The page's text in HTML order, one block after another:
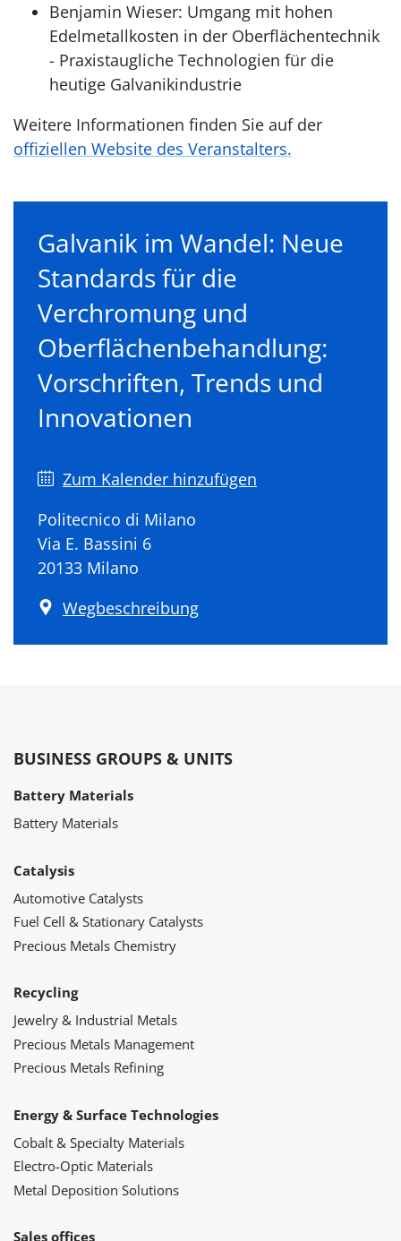
Benjamin Wieser: Umgang mit hohen
Edelmetallkosten in der Oberflächentechnik
- Praxistaugliche Technologien für die
heutige Galvanikindustrie
Weitere Informationen finden Sie auf der
offiziellen Website des Veranstalters.
Galvanik im Wandel: Neue
Standards für die
Verchromung und
Oberflächenbehandlung:
Vorschriften, Trends und
Innovationen
Zum Kalender hinzufügen
Politecnico di Milano
Via E. Bassini 6
20133 Milano
Wegbeschreibung
BUSINESS GROUPS & UNITS
Battery Materials
Battery Materials
Catalysis
Automotive Catalysts
Fuel Cell & Stationary Catalysts
Precious Metals Chemistry
Recycling
Jewelry & Industrial Metals
Precious Metals Management
Precious Metals Refining
Energy & Surface Technologies
Cobalt & Specialty Materials
Electro-Optic Materials
Metal Deposition Solutions
Sales offices